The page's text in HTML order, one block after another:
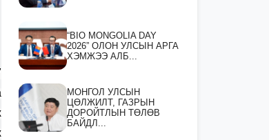
“BIO MONGOLIA DAY
2026” ОЛОН УЛСЫН АРГА
ХЭМЖЭЭ АЛБ...
МОНГОЛ УЛСЫН
ЦӨЛЖИЛТ, ГАЗРЫН
ДОРОЙТЛЫН ТӨЛӨВ
БАЙДЛ...